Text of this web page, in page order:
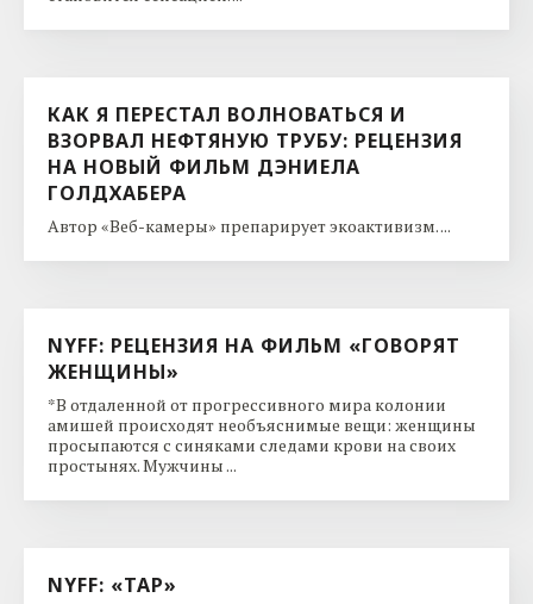
КАК Я ПЕРЕСТАЛ ВОЛНОВАТЬСЯ И
ВЗОРВАЛ НЕФТЯНУЮ ТРУБУ: РЕЦЕНЗИЯ
НА НОВЫЙ ФИЛЬМ ДЭНИЕЛА
ГОЛДХАБЕРА
Автор «Веб-камеры» препарирует экоактивизм. ...
NYFF: РЕЦЕНЗИЯ НА ФИЛЬМ «ГОВОРЯТ
ЖЕНЩИНЫ»
*В отдаленной от прогрессивного мира колонии
амишей происходят необъяснимые вещи: женщины
просыпаются с синяками следами крови на своих
простынях. Мужчины ...
NYFF: «ТАР»